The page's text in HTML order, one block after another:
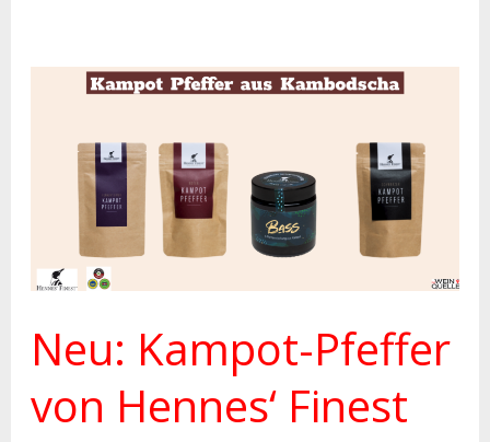
Neu: Kampot-Pfeffer
von Hennes‘ Finest
Pfeffer
Hennes‘
Finest